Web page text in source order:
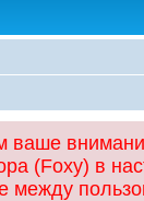
(Foxy) в
между